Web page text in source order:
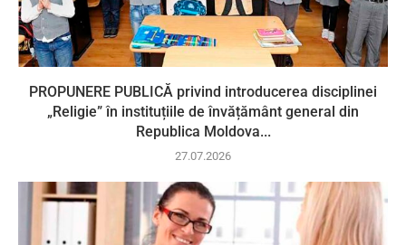
PROPUNERE PUBLICĂ privind introducerea disciplinei
„Religie” în instituțiile de învățământ general din
Republica Moldova...
27.07.2026